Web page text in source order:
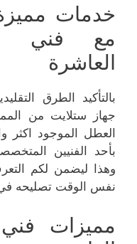
خدمات
مع فني
العاشرة
بالتأكيد الطرق
جهاز ستلايت من
العطل الموجود اكثر
بأحد الفنيين
وهذا ليضمن لكم
نفس الوقت تصليحه
مميزات